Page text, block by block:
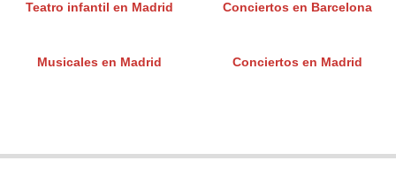
Teatro infantil en Madrid Conciertos en Barcelona
Musicales en Madrid Conciertos en Madrid